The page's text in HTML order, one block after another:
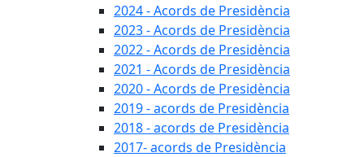
2024 - Acords de Presidència
2023 - Acords de Presidència
2022 - Acords de Presidència
2021 - Acords de Presidència
2020 - Acords de Presidència
2019 - acords de Presidència
2018 - acords de Presidència
2017- acords de Presidència